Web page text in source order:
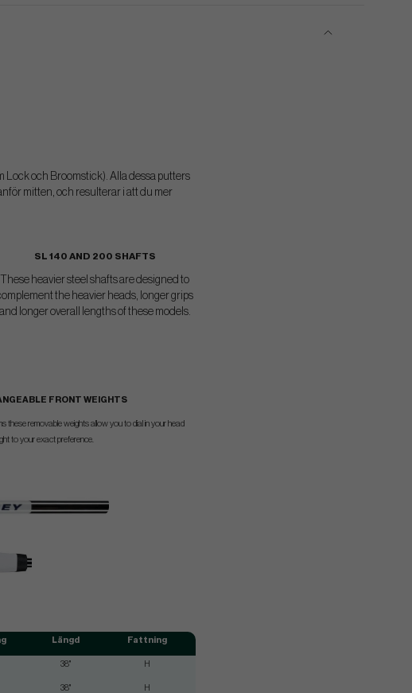
Lock och Broomstick). Alla dessa putters
mitten, och resulterar i att du mer
SL 140 AND 200 SHAFTS
These heavier steel shafts are designed to
the heavier heads, longer grips
and longer overall lengths of these models.
FRONT WEIGHTS
these removable weights allow you to dial in your head
to your exact preference.
Längd Fattning
38" H
38" H